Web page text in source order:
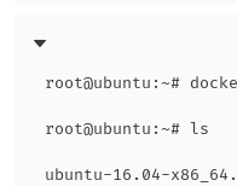
root@ubuntu:~#
root@ubuntu:~# ls
ubuntu-16.04-